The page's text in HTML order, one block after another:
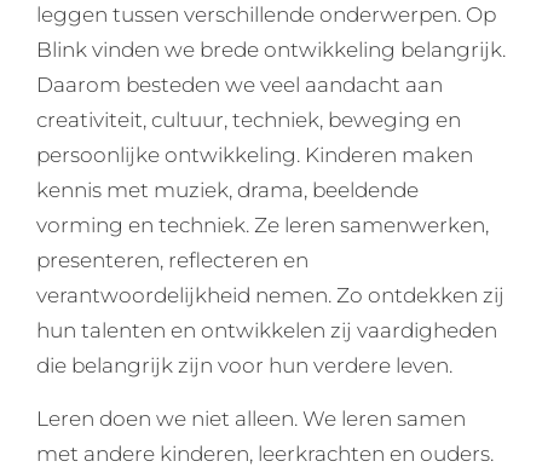
leggen tussen verschillende onderwerpen. Op
Blink vinden we brede ontwikkeling belangrijk.
Daarom besteden we veel aandacht aan
creativiteit, cultuur, techniek, beweging en
persoonlijke ontwikkeling. Kinderen maken
kennis met muziek, drama, beeldende
vorming en techniek. Ze leren samenwerken,
presenteren, reflecteren en
verantwoordelijkheid nemen. Zo ontdekken zij
hun talenten en ontwikkelen zij vaardigheden
die belangrijk zijn voor hun verdere leven.
Leren doen we niet alleen. We leren samen
met andere kinderen, leerkrachten en ouders.